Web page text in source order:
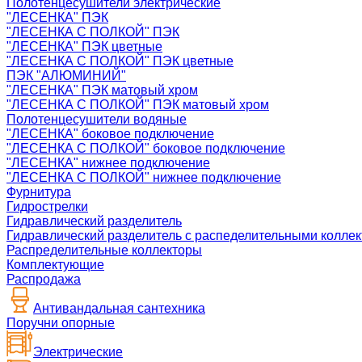
Полотенцесушители электрические
"ЛЕСЕНКА" ПЭК
"ЛЕСЕНКА С ПОЛКОЙ" ПЭК
"ЛЕСЕНКА" ПЭК цветные
"ЛЕСЕНКА С ПОЛКОЙ" ПЭК цветные
ПЭК "АЛЮМИНИЙ"
"ЛЕСЕНКА" ПЭК матовый хром
"ЛЕСЕНКА С ПОЛКОЙ" ПЭК матовый хром
Полотенцесушители водяные
"ЛЕСЕНКА" боковое подключение
"ЛЕСЕНКА С ПОЛКОЙ" боковое подключение
"ЛЕСЕНКА" нижнее подключение
"ЛЕСЕНКА С ПОЛКОЙ" нижнее подключение
Фурнитура
Гидрострелки
Гидравлический разделитель
Гидравлический разделитель с распеделительными
Распределительные коллекторы
Комплектующие
Распродажа
Антивандальная сантехника
Поручни опорные
Электрические